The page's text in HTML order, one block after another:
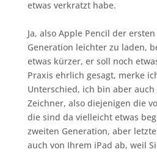
etwas verkratzt habe.
Ja, also Apple Pencil der
Generation leichter zu laden,
etwas kürzer, er soll noch
Praxis ehrlich gesagt, merke
Unterschied, ich bin aber
Zeichner, also diejenigen die
die sind da vielleicht etwas
zweiten Generation, aber
auch von Ihrem iPad ab, weil